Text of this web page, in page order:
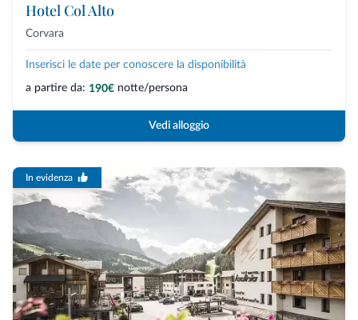
Hotel Col Alto
Corvara
Inserisci le date per conoscere la disponibilità
a partire da: 190€ notte/persona
Vedi alloggio
In evidenza